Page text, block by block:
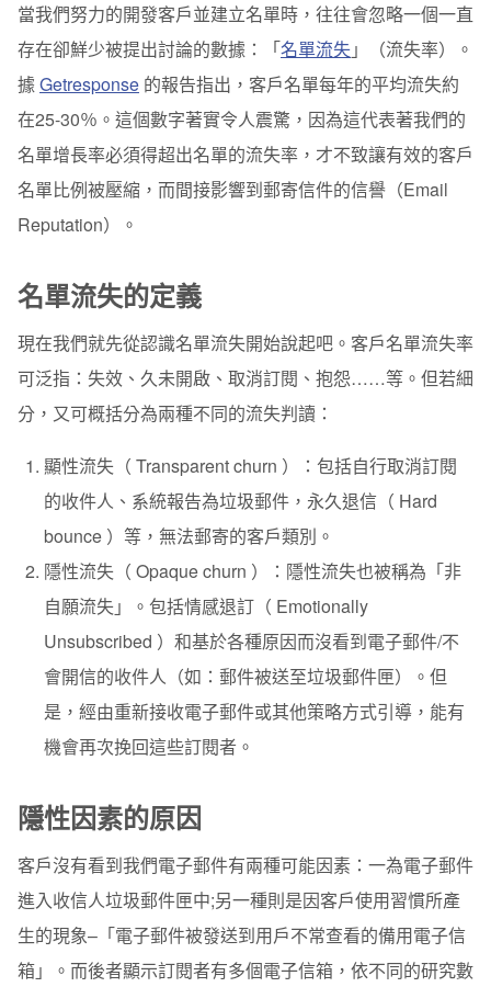
隱性因素的原因
名單流失的嚴重性
流失率如何計算
如何減少名單流失
當我們努力的開發客戶並建立名單時，往往會忽略一個一直
存在卻鮮少被提出討論的數據：「名單流失」（流失率）。
據 Getresponse 的報告指出，客戶名單每年的平均流失約
在25-30％。這個數字著實令人震驚，因為這代表著我們的
名單增長率必須得超出名單的流失率，才不致讓有效的客戶
名單比例被壓縮，而間接影響到郵寄信件的信譽（Email
Reputation）。
名單流失的定義
現在我們就先從認識名單流失開始說起吧。 客戶名單流失率
可泛指：失效、久未開啟、取消訂閱、抱怨……等。但若細
分，又可概括分為兩種不同的流失判讀：
顯性流失（ Transparent churn ）：包括自行取消訂閱
的收件人、系統報告為垃圾郵件，永久退信（ Hard
bounce ）等，無法郵寄的客戶類別。
隱性流失（ Opaque churn ）：隱性流失也被稱為「非
自願流失」。包括情感退訂（ Emotionally
Unsubscribed ）和基於各種原因而沒看到電子郵件/不
會開信的收件人（如：郵件被送至垃圾郵件匣）。但
是，經由重新接收電子郵件或其他策略方式引導，能有
機會再次挽回這些訂閱者。
隱性因素的原因
客戶沒有看到我們電子郵件有兩種可能因素：一為電子郵件
進入收信人垃圾郵件匣中;另一種則是因客戶使用習慣所產
生的現象–「電子郵件被發送到用戶不常查看的備用電子信
箱」。 而後者顯示訂閱者有多個電子信箱，依不同的研究數